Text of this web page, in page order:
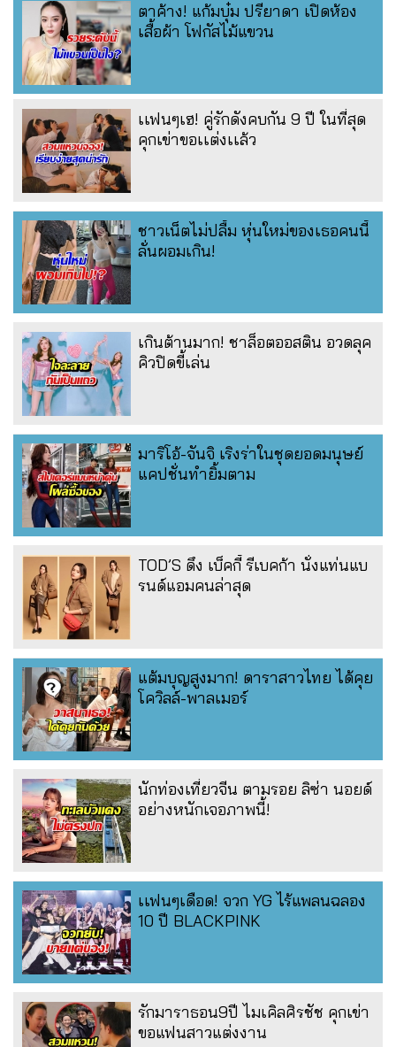
ตาค้าง! แก้มบุ๋ม ปรียาดา เปิดห้อง
เสื้อผ้า โฟกัสไม้แขวน
เเฟนๆเฮ! คู่รักดังคบกัน 9 ปี ในที่สุด
คุกเข่าขอเเต่งเเล้ว
ชาวเน็ตไม่ปลื้ม หุ่นใหม่ของเธอคนนี้
ลั่นผอมเกิน!
เกินต้านมาก! ชาล็อตออสติน อวดลุค
คิวปิดขี้เล่น
มาริโอ้-จันจิ เริงร่าในชุดยอดมนุษย์
แคปชั่นทำยิ้มตาม
TOD’S ดึง เบ็คกี้ รีเบคก้า นั่งแท่นแบ
รนด์แอมคนล่าสุด
แต้มบุญสูงมาก! ดาราสาวไทย ได้คุย
โควิลล์-พาลเมอร์
นักท่องเที่ยวจีน ตามรอย ลิซ่า นอยด์
อย่างหนักเจอภาพนี้!
เเฟนๆเดือด! จวก YG ไร้แพลนฉลอง
10 ปี BLACKPINK
รักมาราธอน9ปี ไมเคิลศิรชัช คุกเข่า
ขอแฟนสาวแต่งงาน